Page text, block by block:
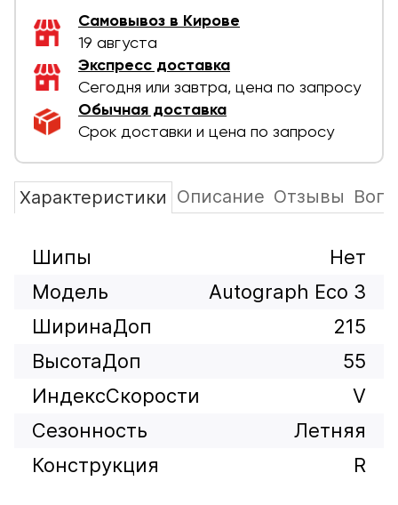
Самовывоз в Кирове
19 августа
Экспресс доставка
Сегодня или завтра, цена по запросу
Обычная доставка
Срок доставки и цена по запросу
Характеристики Описание Отзывы
Шипы
Нет
Модель
Autograph Eco 3
ШиринаДоп
215
ВысотаДоп
55
ИндексСкорости
V
Сезонность
Летняя
Конструкция
R